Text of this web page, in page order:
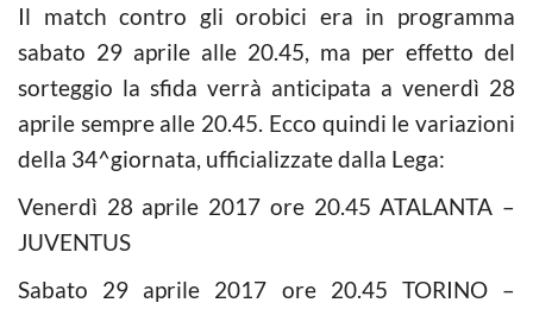
Il match contro gli orobici era in programma
sabato 29 aprile alle 20.45, ma per effetto del
sorteggio la sfida verrà anticipata a venerdì 28
aprile sempre alle 20.45. Ecco quindi le variazioni
della 34^giornata, ufficializzate dalla Lega:
Venerdì 28 aprile 2017 ore 20.45 ATALANTA –
JUVENTUS
Sabato 29 aprile 2017 ore 20.45 TORINO –